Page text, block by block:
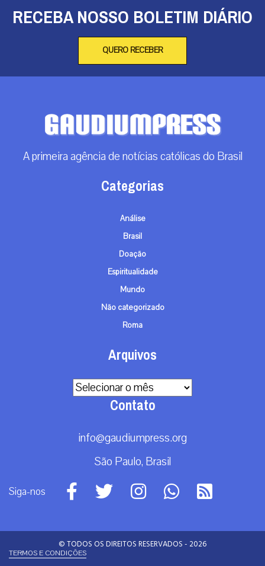
RECEBA NOSSO BOLETIM DIÁRIO
QUERO RECEBER
A primeira agência de notícias católicas do Brasil
Categorias
Análise
Brasil
Doação
Espiritualidade
Mundo
Não categorizado
Roma
Arquivos
Arquivos
Contato
info@gaudiumpress.org
São Paulo, Brasil
Siga-nos
© TODOS OS DIREITOS RESERVADOS - 2026
TERMOS E CONDIÇÕES